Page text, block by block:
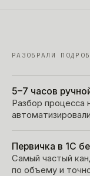
РАЗОБРАЛИ
5–7 часов
Разбор процесса
Первичка в 1С
Самый частый
по объему и